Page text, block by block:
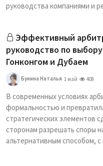
База знаний
руководства компаниями и
Эффективный
руководство по
Гонконгом и Дубаем
Бунина Наталья 1 май 408
В современных условиях
формальностью и
стратегических элементов
сторонам разрешать споры
альтернативным способом,